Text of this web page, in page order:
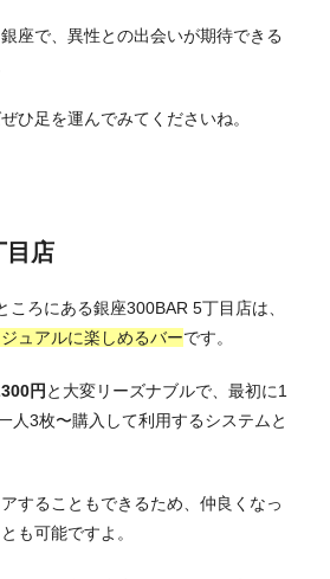
座で、異性との出会いが期待できる
ひ足を運んでみてくださいね。
目店
ころにある銀座300BAR 5丁目店は、
ュアルに楽しめるバーです。
円 と大変リーズナブルで、最初に1
人3枚〜購入して利用するシステムと
することもできるため、仲良くなっ
も可能ですよ。